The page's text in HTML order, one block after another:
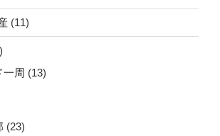
(11)
一周 (13)
(23)